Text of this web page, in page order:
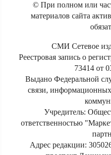
© При полном или
материалов сайта
СМИ Сетевое
Реестровая запись о
73414 от
Выдано Федеральной
связи,
Учредитель:
ответственностью
Адрес редакции: